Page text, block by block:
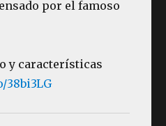
por el famoso
y características
38bi3LG